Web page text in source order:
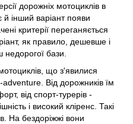
дорожніх мотоциклів в
й інший варіант появи
критерії переганяється
як правило, дешевше і
недорогої бази.
що з'явилися
Від дорожників їм
від спорт-турерів -
і високий кліренс. Такі
На бездоріжжі вони